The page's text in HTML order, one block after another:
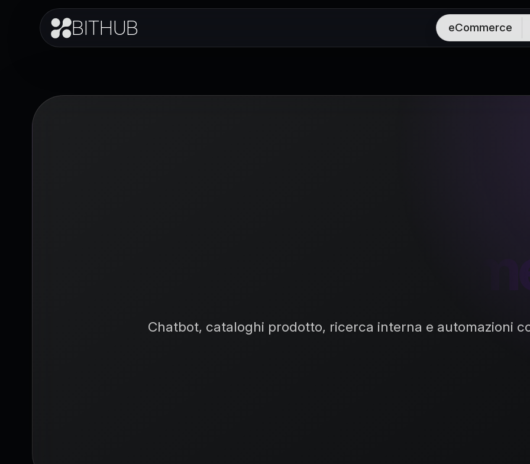
BITHUB eCommerce
Chatbot, cataloghi prodotto, ricerca interna e automazioni